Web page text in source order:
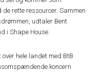
rette ressourcer. Sammen
udtaler Bent
i Shape House.
hele landet med BtB
koncern